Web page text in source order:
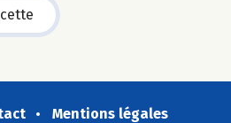
Mentions légales